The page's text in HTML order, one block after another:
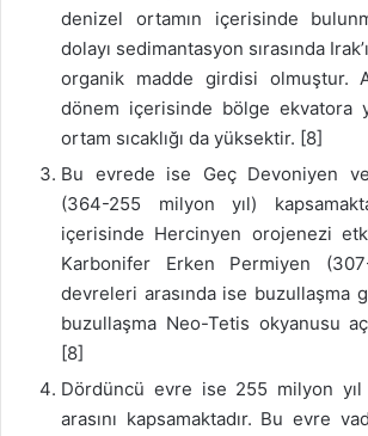
denizel ortamın içerisinde
dolayı sedimantasyon sırasında
organik madde girdisi olmuştur.
dönem içerisinde bölge ekvatora
ortam sıcaklığı da yüksektir. [8]
Bu evrede ise Geç Devoniyen
(364-255 milyon yıl)
içerisinde Hercinyen orojenezi
Karbonifer Erken Permiyen
devreleri arasında ise buzullaşma
buzullaşma Neo-Tetis okyanusu
[8]
Dördüncü evre ise 255 milyon
arasını kapsamaktadır. Bu evre